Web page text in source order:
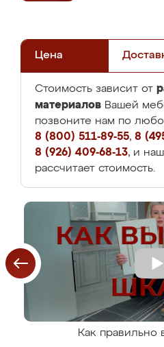
Цена
Стоимость зависит от
материалов Вашей
позвоните нам по
8 (800) 511-89-55, 8
8 (926) 409-68-13, и
рассчитает стоимость.
Как правильно